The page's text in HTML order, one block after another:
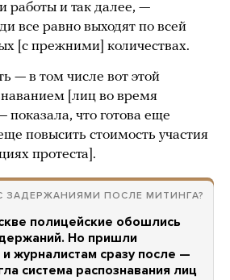
работы и так далее, —
все равно выходят по всей
[с прежними] количествах.
— в том числе вот этой
[лиц во время
что готова еще
повысить стоимость участия
протеста].
ЗАДЕРЖАНИЯМИ ПОСЛЕ МИТИНГА?
полицейские обошлись
Но пришли
журналистам сразу после —
система распознавания лиц